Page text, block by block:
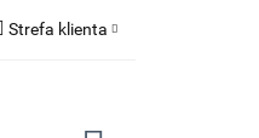
Strefa klienta
Zarejestruj się